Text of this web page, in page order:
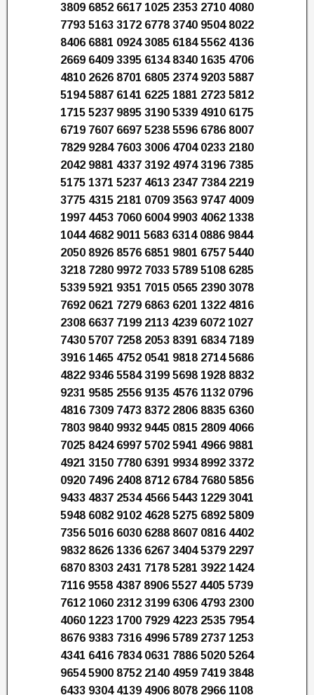
3809 6852 6617 1025 2353 2710 4080
7793 5163 3172 6778 3740 9504 8022
8406 6881 0924 3085 6184 5562 4136
2669 6409 3395 6134 8340 1635 4706
4810 2626 8701 6805 2374 9203 5887
5194 5887 6141 6225 1881 2723 5812
1715 5237 9895 3190 5339 4910 6175
6719 7607 6697 5238 5596 6786 8007
7829 9284 7603 3006 4704 0233 2180
2042 9881 4337 3192 4974 3196 7385
5175 1371 5237 4613 2347 7384 2219
3775 4315 2181 0709 3563 9747 4009
1997 4453 7060 6004 9903 4062 1338
1044 4682 9011 5683 6314 0886 9844
2050 8926 8576 6851 9801 6757 5440
3218 7280 9972 7033 5789 5108 6285
5339 5921 9351 7015 0565 2390 3078
7692 0621 7279 6863 6201 1322 4816
2308 6637 7199 2113 4239 6072 1027
7430 5707 7258 2053 8391 6834 7189
3916 1465 4752 0541 9818 2714 5686
4822 9346 5584 3199 5698 1928 8832
9231 9585 2556 9135 4576 1132 0796
4816 7309 7473 8372 2806 8835 6360
7803 9840 9932 9445 0815 2809 4066
7025 8424 6997 5702 5941 4966 9881
4921 3150 7780 6391 9934 8992 3372
0920 7496 2408 8712 6784 7680 5856
9433 4837 2534 4566 5443 1229 3041
5948 6082 9102 4628 5275 6892 5809
7356 5016 6030 6288 8607 0816 4402
9832 8626 1336 6267 3404 5379 2297
6870 8303 2431 7178 5281 3922 1424
7116 9558 4387 8906 5527 4405 5739
7612 1060 2312 3199 6306 4793 2300
4060 1223 1700 7929 4223 2535 7954
8676 9383 7316 4996 5789 2737 1253
4341 6416 7834 0631 7886 5020 5264
9654 5900 8752 2140 4959 7419 3848
6433 9304 4139 4906 8078 2966 1108